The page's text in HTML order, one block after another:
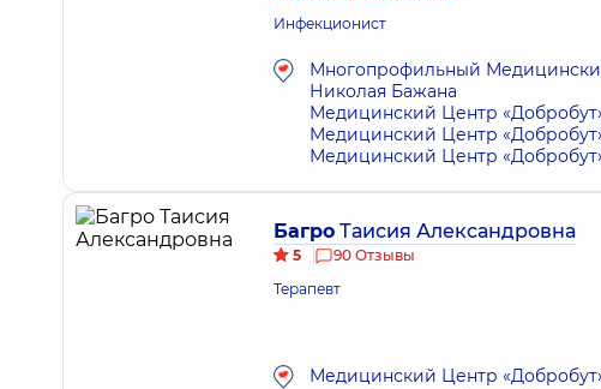
Инфекционист
Многопрофильный
Николая Бажана
Медицинский Центр
Медицинский Центр
Медицинский Центр
Багро Таисия Александровна
5
90 Отзывы
Терапевт
Медицинский Центр